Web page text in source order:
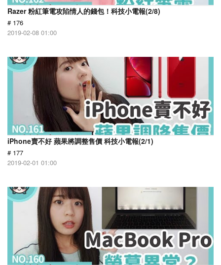
Razer 粉紅筆電攻陷情人的錢包！科技小電報(2/8)
# 176
2019-02-08 01:00
iPhone賣不好 蘋果將調整售價 科技小電報(2/1)
# 177
2019-02-01 01:00